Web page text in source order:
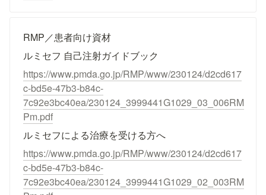
RMP／患者向け資材
ルミセフ 自己注射ガイドブック
https://www.pmda.go.jp/RMP/www/230124/d2cd617
c-bd5e-47b3-b84c-
7c92e3bc40ea/230124_3999441G1029_03_006RM
Pm.pdf
ルミセフによる治療を受ける方へ
https://www.pmda.go.jp/RMP/www/230124/d2cd617
c-bd5e-47b3-b84c-
7c92e3bc40ea/230124_3999441G1029_02_003RM